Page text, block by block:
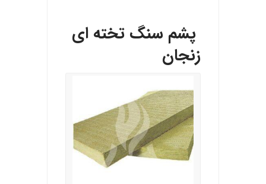
پشم سنگ تخته ای
زنجان